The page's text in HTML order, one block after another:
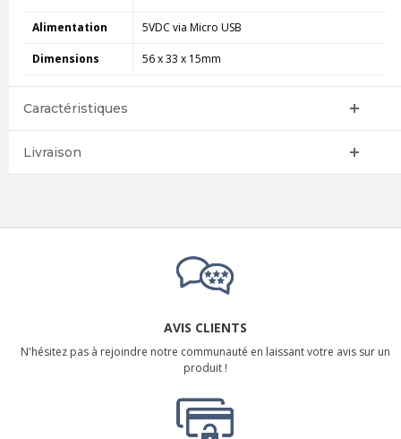
Alimentation 5VDC via Micro USB
Dimensions 56 x 33 x 15mm
Caractéristiques
Livraison
AVIS CLIENTS
N'hésitez pas à rejoindre notre communauté en laissant votre avis sur un
produit !